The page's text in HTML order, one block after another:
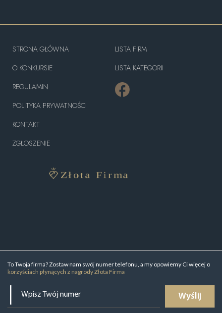
To Twoja firma? Zostaw nam swój numer telefonu, a my opowiemy Ci więcej o
korzyściach płynących z nagrody Złota Firma
Wyślij
STRONA GŁÓWNA
O KONKURSIE
REGULAMIN
POLITYKA PRYWATNOŚCI
KONTAKT
ZGŁOSZENIE
LISTA FIRM
LISTA KATEGORII